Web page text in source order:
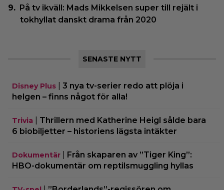
På tv ikväll: Mads Mikkelsen super till rejält i
tokhyllat danskt drama från 2020
SENASTE NYTT
Disney Plus
3 nya tv-serier redo att plöja i
helgen – finns något för alla!
Trivia
Thrillern med Katherine Heigl sålde bara
6 biobiljetter – historiens lägsta intäkter
Dokumentär
Från skaparen av ”Tiger King”:
HBO-dokumentär om reptilsmuggling hyllas